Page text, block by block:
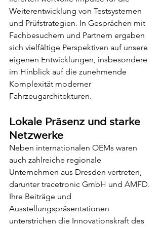
Weiterentwicklung von Testsystemen
und Prüfstrategien. In Gesprächen mit
Fachbesuchern und Partnern ergaben
sich vielfältige Perspektiven auf unsere
eigenen Entwicklungen, insbesondere
im Hinblick auf die zunehmende
Komplexität moderner
Fahrzeugarchitekturen.
Lokale Präsenz und starke
Netzwerke
Neben internationalen OEMs waren
auch zahlreiche regionale
Unternehmen aus Dresden vertreten,
darunter tracetronic GmbH und AMFD.
Ihre Beiträge und
Ausstellungspräsentationen
unterstrichen die Innovationskraft des